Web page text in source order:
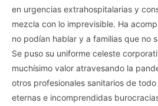
en urgencias extrahospitalarias y
mezcla con lo imprevisible. Ha
no podían hablar y a familias que no
Se puso su uniforme celeste
muchísimo valor atravesando la
otros profesionales sanitarios de
eternas e incomprendidas